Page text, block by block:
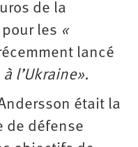
de la
les «
lancé
l’Ukraine».
était la
de défense